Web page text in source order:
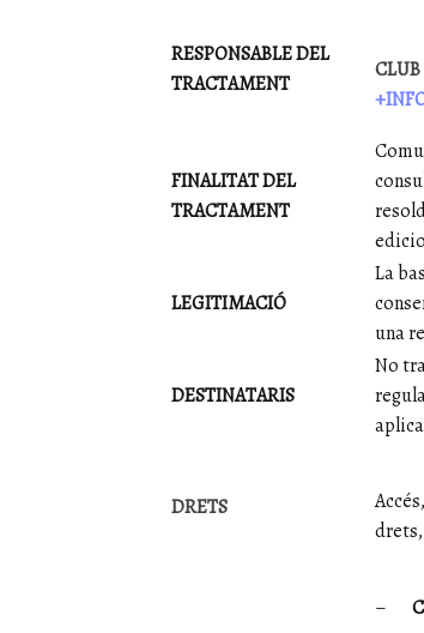
RESPONSABLE DEL
TRACTAMENT
FINALITAT DEL
TRACTAMENT
LEGITIMACIÓ
La
una
DESTINATARIS
No
DRETS
–